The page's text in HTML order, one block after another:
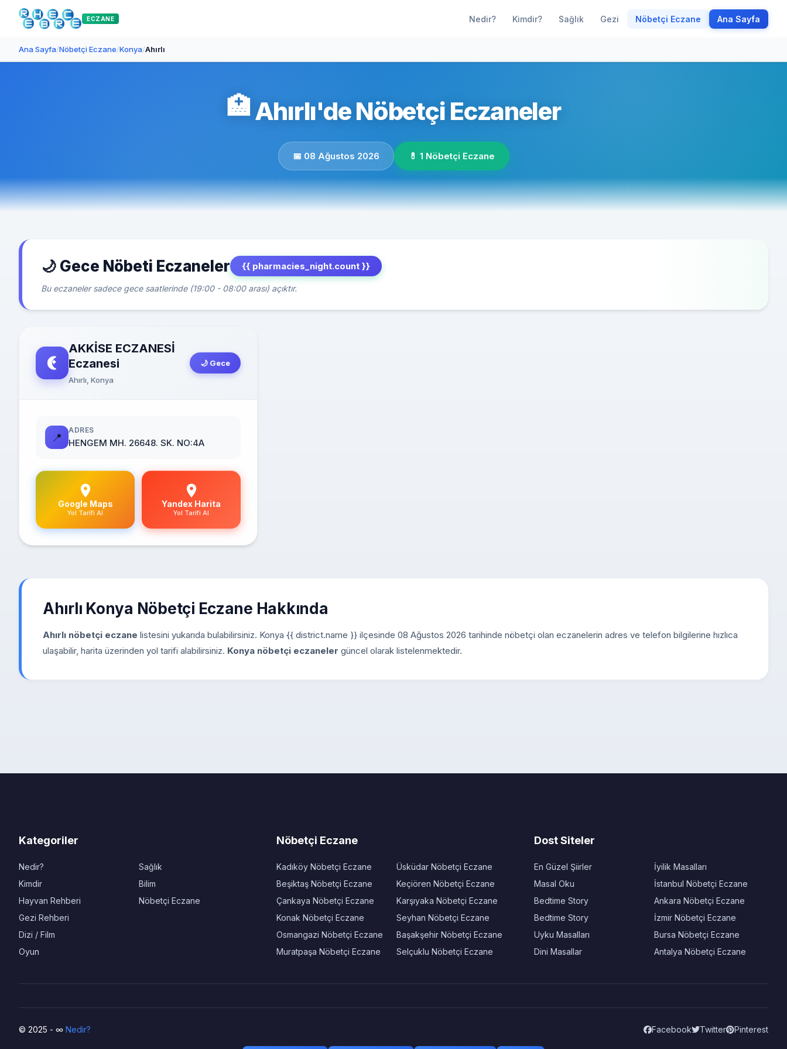
ECZANE Nedir? Kimdir? Sağlık Gezi Nöbetçi Eczane Ana Sayfa
Ana Sayfa/Nöbetçi Eczane/Konya/Ahırlı
🏥Ahırlı'de Nöbetçi Eczaneler
📅 08 Ağustos 2026 💊 1 Nöbetçi Eczane
🌙 Gece Nöbeti Eczaneler {{ pharmacies_night.count }}
Bu eczaneler sadece gece saatlerinde (19:00 - 08:00 arası) açıktır.
AKKİSE ECZANESİ
Eczanesi
Ahırlı, Konya
🌙 Gece
📍
ADRES
HENGEM MH. 26648. SK. NO:4A
Google Maps
Yol Tarifi Al
Yandex Harita
Yol Tarifi Al
Ahırlı Konya Nöbetçi Eczane Hakkında
Ahırlı nöbetçi eczane listesini yukarıda bulabilirsiniz. Konya {{ district.name }} ilçesinde 08 Ağustos 2026 tarihinde nöbetçi olan eczanelerin adres ve telefon bilgilerine hızlıca
ulaşabilir, harita üzerinden yol tarifi alabilirsiniz. Konya nöbetçi eczaneler güncel olarak listelenmektedir.
Kategoriler
Nedir?
Kimdir
Hayvan Rehberi
Gezi Rehberi
Dizi / Film
Oyun
Sağlık
Bilim
Nöbetçi Eczane
Nöbetçi Eczane
Kadıköy Nöbetçi Eczane
Beşiktaş Nöbetçi Eczane
Çankaya Nöbetçi Eczane
Konak Nöbetçi Eczane
Osmangazi Nöbetçi Eczane
Muratpaşa Nöbetçi Eczane
Üsküdar Nöbetçi Eczane
Keçiören Nöbetçi Eczane
Karşıyaka Nöbetçi Eczane
Seyhan Nöbetçi Eczane
Başakşehir Nöbetçi Eczane
Selçuklu Nöbetçi Eczane
Dost Siteler
En Güzel Şiirler
Masal Oku
Bedtime Story
Bedtime Story
Uyku Masalları
Dini Masallar
İyilik Masalları
İstanbul Nöbetçi Eczane
Ankara Nöbetçi Eczane
İzmir Nöbetçi Eczane
Bursa Nöbetçi Eczane
Antalya Nöbetçi Eczane
© 2025 - ∞ Nedir? Facebook Twitter Pinterest